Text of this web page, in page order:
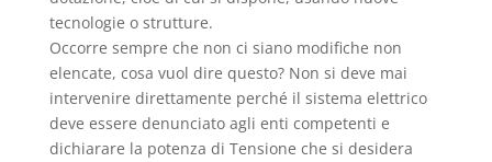
tecnologie o strutture.
Occorre sempre che non ci siano modifiche non
elencate, cosa vuol dire questo? Non si deve mai
intervenire direttamente perché il sistema elettrico
deve essere denunciato agli enti competenti e
dichiarare la potenza di Tensione che si desidera